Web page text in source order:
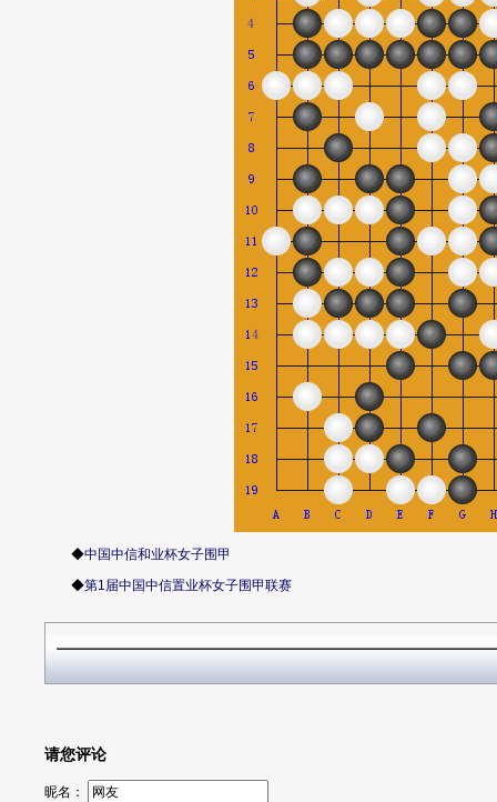
◆中国中信和业杯女子围甲
◆第1届中国中信置业杯女子围甲联赛
请您评论
昵名：